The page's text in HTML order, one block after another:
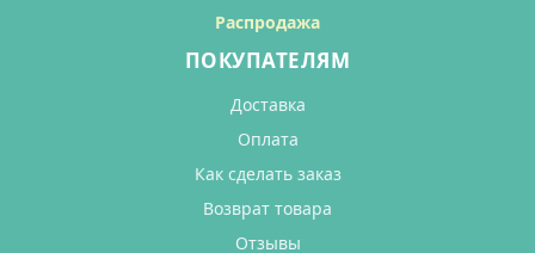
Распродажа
ПОКУПАТЕЛЯМ
Доставка
Оплата
Как сделать заказ
Возврат товара
Отзывы